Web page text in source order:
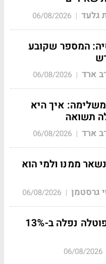
גלעד |
06/08/2026
המספר שקובע
ארד |
06/08/2026
איך היא
תשואה
ארד |
06/08/2026
ממנו ולמי הוא
גרסטמן |
06/08/2026
בגלל החלפיניו: צ׳יפוטלה נפלה ב-13%
06/08/2026